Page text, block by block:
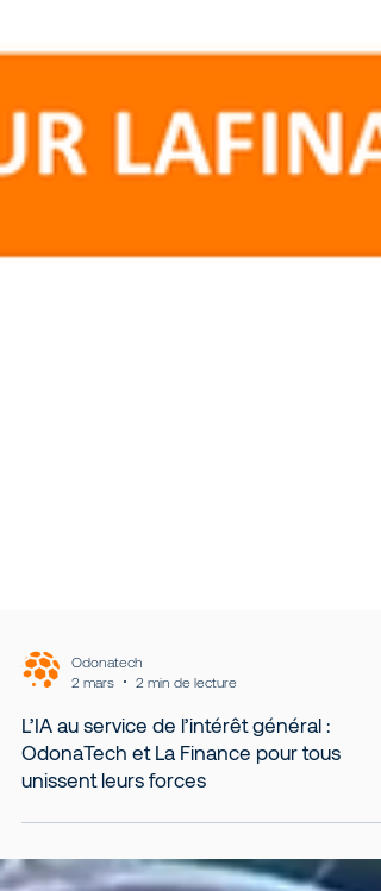
L’IA au service de l’intérêt général :
OdonaTech et La Finance pour tous